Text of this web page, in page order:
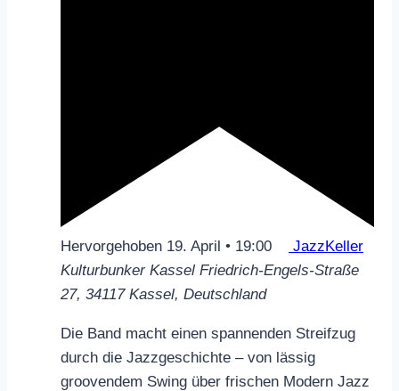
Hervorgehoben 19. April • 19:00
JazzKeller
Kulturbunker Kassel Friedrich-Engels-Straße
27, 34117 Kassel, Deutschland
Die Band macht einen spannenden Streifzug
durch die Jazzgeschichte – von lässig
groovendem Swing über frischen Modern Jazz